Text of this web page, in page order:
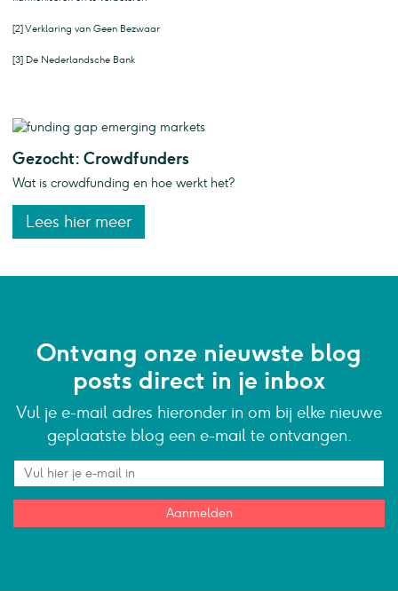
[2] Verklaring van Geen Bezwaar
[3] De Nederlandsche Bank
Gezocht: Crowdfunders
Wat is crowdfunding en hoe werkt het?
Lees hier meer
Ontvang onze nieuwste blog
posts direct in je inbox
Vul je e-mail adres hieronder in om bij elke nieuwe
geplaatste blog een e-mail te ontvangen.
Aanmelden